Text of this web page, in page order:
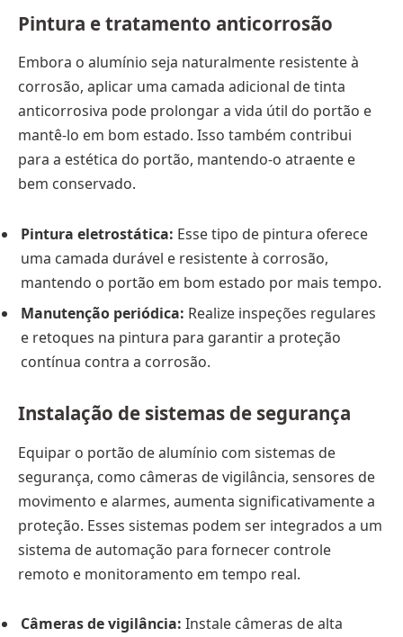
Pintura e tratamento anticorrosão
Embora o alumínio seja naturalmente resistente à
corrosão, aplicar uma camada adicional de tinta
anticorrosiva pode prolongar a vida útil do portão e
mantê-lo em bom estado. Isso também contribui
para a estética do portão, mantendo-o atraente e
bem conservado.
Pintura eletrostática: Esse tipo de pintura oferece
uma camada durável e resistente à corrosão,
mantendo o portão em bom estado por mais tempo.
Manutenção periódica: Realize inspeções regulares
e retoques na pintura para garantir a proteção
contínua contra a corrosão.
Instalação de sistemas de segurança
Equipar o portão de alumínio com sistemas de
segurança, como câmeras de vigilância, sensores de
movimento e alarmes, aumenta significativamente a
proteção. Esses sistemas podem ser integrados a um
sistema de automação para fornecer controle
remoto e monitoramento em tempo real.
Câmeras de vigilância: Instale câmeras de alta